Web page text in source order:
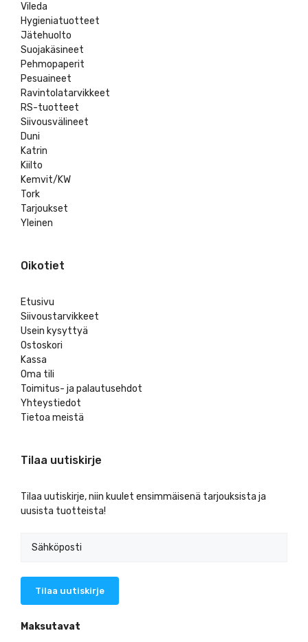
Vileda
Hygieniatuotteet
Jätehuolto
Suojakäsineet
Pehmopaperit
Pesuaineet
Ravintolatarvikkeet
RS-tuotteet
Siivousvälineet
Duni
Katrin
Kiilto
Kemvit/KW
Tork
Tarjoukset
Yleinen
Oikotiet
Etusivu
Siivoustarvikkeet
Usein kysyttyä
Ostoskori
Kassa
Oma tili
Toimitus- ja palautusehdot
Yhteystiedot
Tietoa meistä
Tilaa uutiskirje
Tilaa uutiskirje, niin kuulet ensimmäisenä tarjouksista ja
uusista tuotteista!
Maksutavat